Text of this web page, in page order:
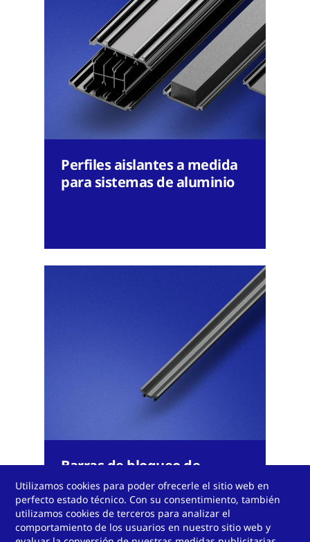
Perfiles aislantes a medida
para sistemas de aluminio
Barras de bloqueo de
aspecto metálico
Utilizamos cookies para poder ofrecerle el sitio web en
perfecto estado técnico. Con su consentimiento, también
utilizamos cookies de terceros para analizar el
comportamiento de los usuarios en nuestro sitio web y